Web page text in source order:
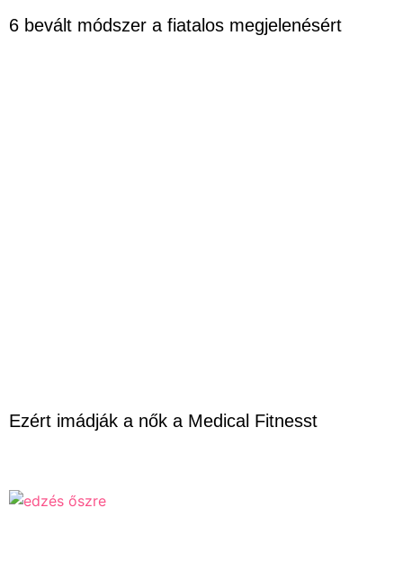
6 bevált módszer a fiatalos megjelenésért
Ezért imádják a nők a Medical Fitnesst